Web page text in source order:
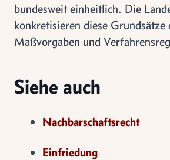
bundesweit einheitlich. Die
konkretisieren diese Grundsätze
Maßvorgaben und
Siehe auch
Nachbarschaftsrecht
Einfriedung